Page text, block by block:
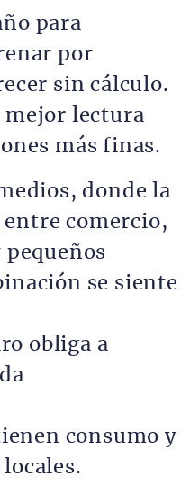
para
por
sin cálculo.
mejor lectura
más finas.
donde la
entre comercio,
se siente
obliga a
consumo y